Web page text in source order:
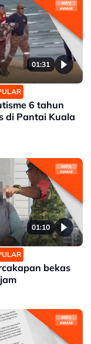
01:31
6 tahun
di Pantai Kuala
01:10
bekas